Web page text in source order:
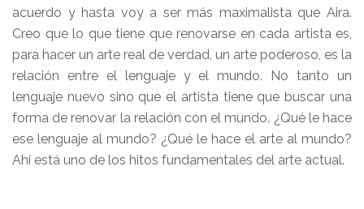
acuerdo y hasta voy a ser más maximalista que Aira.
Creo que lo que tiene que renovarse en cada artista es,
para hacer un arte real de verdad, un arte poderoso, es la
relación entre el lenguaje y el mundo. No tanto un
lenguaje nuevo sino que el artista tiene que buscar una
forma de renovar la relación con el mundo. ¿Qué le hace
ese lenguaje al mundo? ¿Qué le hace el arte al mundo?
Ahí está uno de los hitos fundamentales del arte actual.